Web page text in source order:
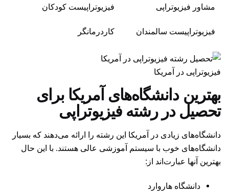
مشاور فیزیوتراپی فیزیوتراپیست کودکان
فیزیوتراپیست سالمندان کاردرمانگر
فیزیوتراپی در آمریکا
بهترین دانشگاه‌های آمریکا برای
تحصیل در رشته فیزیوتراپی
دانشگاه‌های زیادی در آمریکا این رشته را ارائه می‌دهند که بسیار
دانشگاه‌های خوب با سیستم آموزشی عالی هستند. با این حال
بهترین آنها عبارت‌اند از:‌
دانشگاه هاروارد